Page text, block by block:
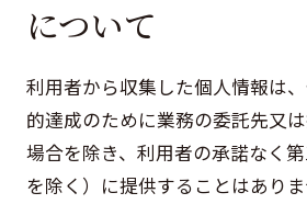
について
利用者から収集した個人情報は
的達成のために業務の委託先又
場合を除き、利用者の承諾なく
を除く）に提供することはあり